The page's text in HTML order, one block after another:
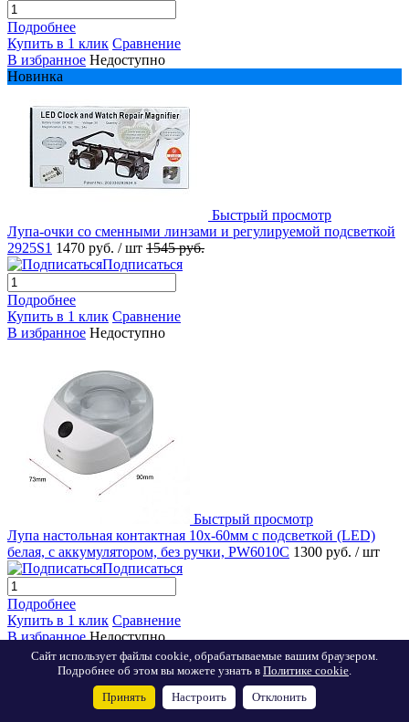
Подробнее
Купить в 1 клик Сравнение
В избранное Недоступно
Новинка
Быстрый просмотр
Лупа-очки со сменными линзами и регулируемой подсветкой
2925S1 1470 руб. / шт 1545 руб.
Подписаться
Подробнее
Купить в 1 клик Сравнение
В избранное Недоступно
Быстрый просмотр
Лупа настольная контактная 10x-60мм с подсветкой (LED)
белая, с аккумулятором, без ручки, PW6010C 1300 руб. / шт
Подписаться
Подробнее
Купить в 1 клик Сравнение
В избранное Недоступно
Сайт использует файлы cookie, обрабатываемые вашим браузером.
Подробнее об этом вы можете узнать в Политике cookie.
Принять Настроить Отклонить